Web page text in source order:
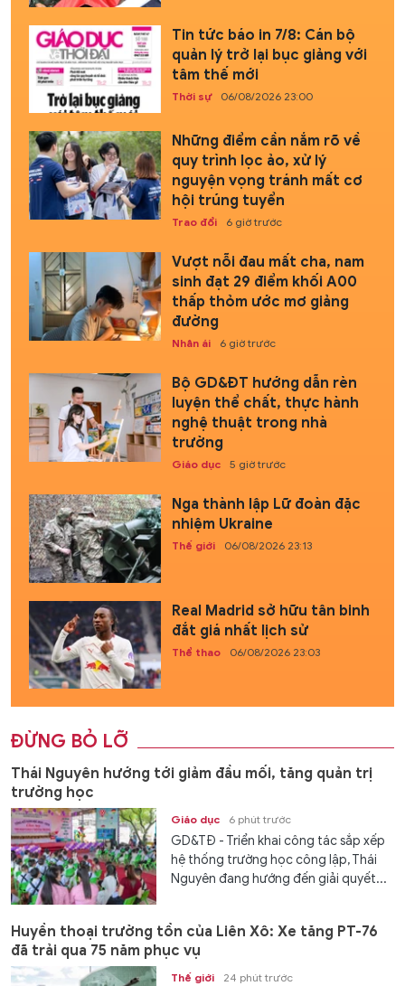
Tin tức báo in 7/8: Cán bộ
quản lý trở lại bục giảng với
tâm thế mới
Thời sự 06/08/2026 23:00
Những điểm cần nắm rõ về
quy trình lọc ảo, xử lý
nguyện vọng tránh mất cơ
hội trúng tuyển
Trao đổi 6 giờ trước
Vượt nỗi đau mất cha, nam
sinh đạt 29 điểm khối A00
thấp thỏm ước mơ giảng
đường
Nhân ái 6 giờ trước
Bộ GD&ĐT hướng dẫn rèn
luyện thể chất, thực hành
nghệ thuật trong nhà
trường
Giáo dục 5 giờ trước
Nga thành lập Lữ đoàn đặc
nhiệm Ukraine
Thế giới 06/08/2026 23:13
Real Madrid sở hữu tân binh
đắt giá nhất lịch sử
Thể thao 06/08/2026 23:03
ĐỪNG BỎ LỠ
Thái Nguyên hướng tới giảm đầu mối, tăng quản trị
trường học
Giáo dục 6 phút trước
GD&TĐ - Triển khai công tác sắp xếp
hệ thống trường học công lập, Thái
Nguyên đang hướng đến giải quyết...
Huyền thoại trường tồn của Liên Xô: Xe tăng PT-76
đã trải qua 75 năm phục vụ
Thế giới 24 phút trước